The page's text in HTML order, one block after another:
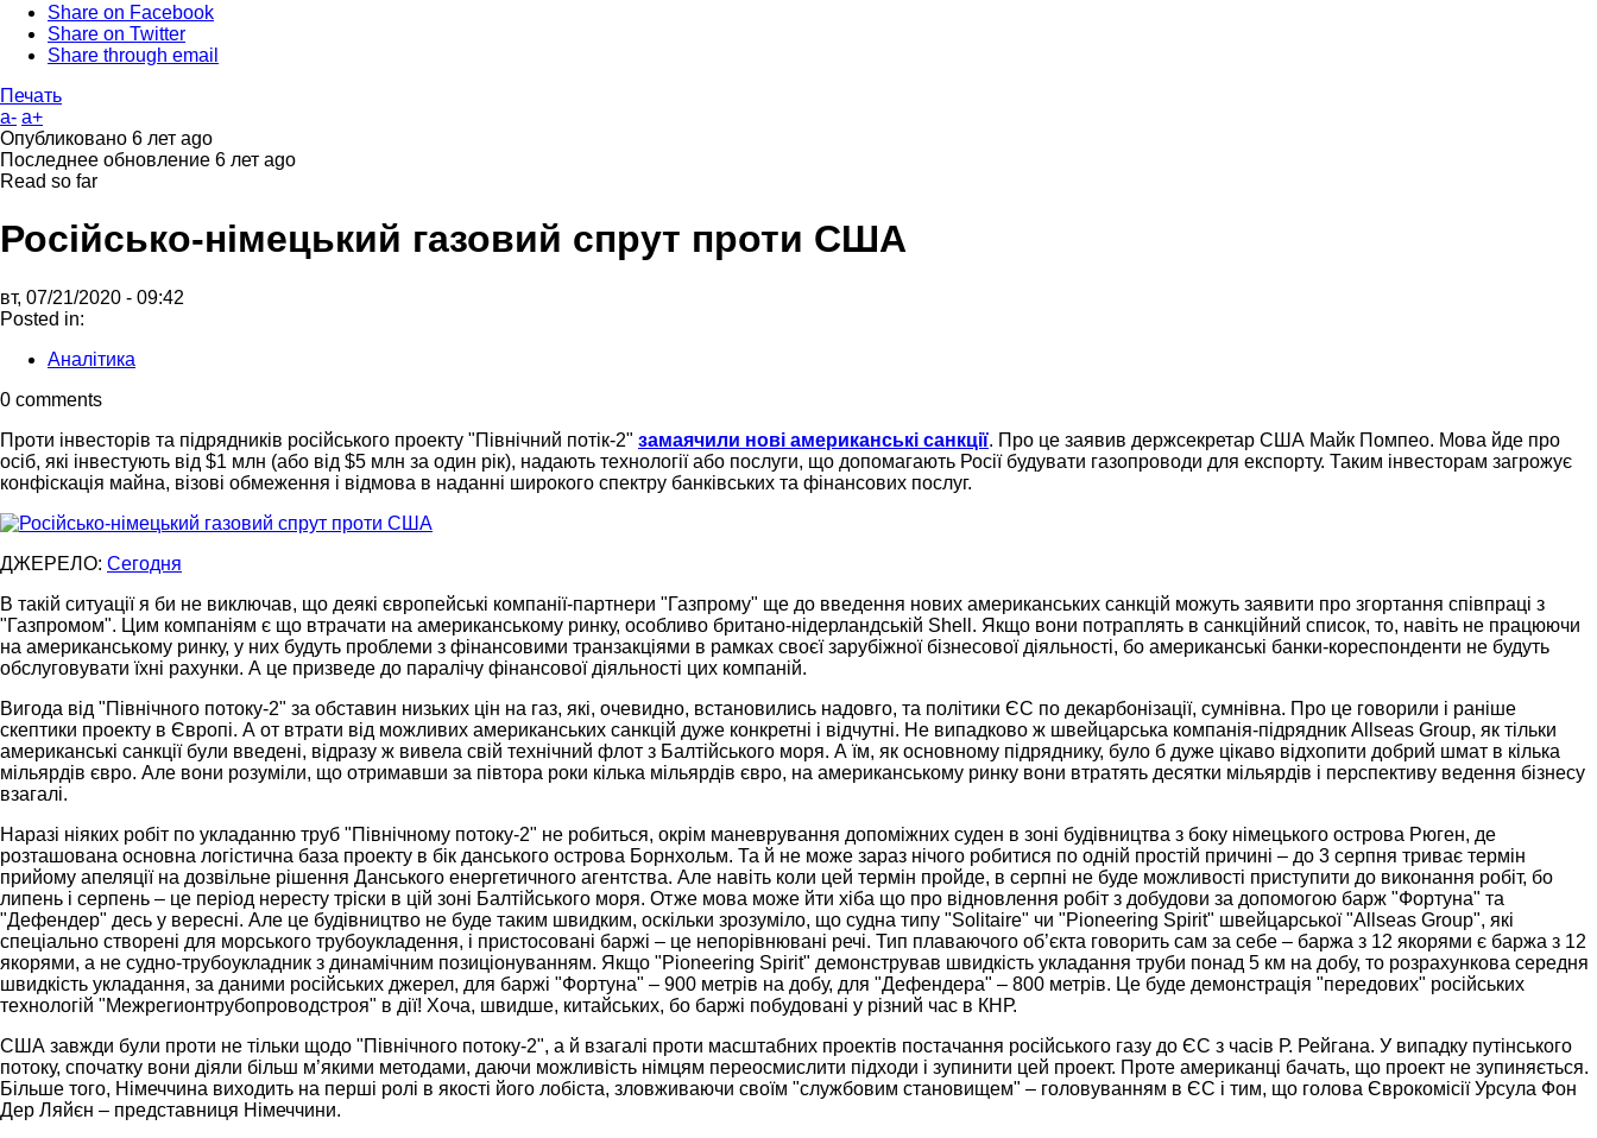
Share on Facebook
Share on Twitter
Share through email
Печать
a- a+
Опубликовано 6 лет ago
Последнее обновление 6 лет ago
Read so far
Російсько-німецький газовий спрут проти США
вт, 07/21/2020 - 09:42
Posted in:
Аналітика
0 comments
Проти інвесторів та підрядників російського проекту "Північний потік-2" замаячили нові американські санкції. Про це заявив держсекретар США Майк Помпео. Мова йде про
осіб, які інвестують від $1 млн (або від $5 млн за один рік), надають технології або послуги, що допомагають Росії будувати газопроводи для експорту. Таким інвесторам загрожує
конфіскація майна, візові обмеження і відмова в наданні широкого спектру банківських та фінансових послуг.
ДЖЕРЕЛО: Сегодня
В такій ситуації я би не виключав, що деякі європейські компанії-партнери "Газпрому" ще до введення нових американських санкцій можуть заявити про згортання співпраці з
"Газпромом". Цим компаніям є що втрачати на американському ринку, особливо британо-нідерландській Shell. Якщо вони потраплять в санкційний список, то, навіть не працюючи
на американському ринку, у них будуть проблеми з фінансовими транзакціями в рамках своєї зарубіжної бізнесової діяльності, бо американські банки-кореспонденти не будуть
обслуговувати їхні рахунки. А це призведе до паралічу фінансової діяльності цих компаній.
Вигода від "Північного потоку-2" за обставин низьких цін на газ, які, очевидно, встановились надовго, та політики ЄС по декарбонізації, сумнівна. Про це говорили і раніше
скептики проекту в Європі. А от втрати від можливих американських санкцій дуже конкретні і відчутні. Не випадково ж швейцарська компанія-підрядник Allseas Group, як тільки
американські санкції були введені, відразу ж вивела свій технічний флот з Балтійського моря. А їм, як основному підряднику, було б дуже цікаво відхопити добрий шмат в кілька
мільярдів євро. Але вони розуміли, що отримавши за півтора роки кілька мільярдів євро, на американському ринку вони втратять десятки мільярдів і перспективу ведення бізнесу
взагалі.
Наразі ніяких робіт по укладанню труб "Північному потоку-2" не робиться, окрім маневрування допоміжних суден в зоні будівництва з боку німецького острова Рюген, де
розташована основна логістична база проекту в бік данського острова Борнхольм. Та й не може зараз нічого робитися по одній простій причині – до 3 серпня триває термін
прийому апеляції на дозвільне рішення Данського енергетичного агентства. Але навіть коли цей термін пройде, в серпні не буде можливості приступити до виконання робіт, бо
липень і серпень – це період нересту тріски в цій зоні Балтійського моря. Отже мова може йти хіба що про відновлення робіт з добудови за допомогою барж "Фортуна" та
"Дефендер" десь у вересні. Але це будівництво не буде таким швидким, оскільки зрозуміло, що судна типу "Solitaire" чи "Pioneering Spirit" швейцарської "Allseas Group", які
спеціально створені для морського трубоукладення, і пристосовані баржі – це непорівнювані речі. Тип плаваючого об’єкта говорить сам за себе – баржа з 12 якорями є баржа з 12
якорями, а не судно-трубоукладник з динамічним позиціонуванням. Якщо "Pioneering Spirit" демонстрував швидкість укладання труби понад 5 км на добу, то розрахункова середня
швидкість укладання, за даними російських джерел, для баржі "Фортуна" – 900 метрів на добу, для "Дефендера" – 800 метрів. Це буде демонстрація "передових" російських
технологій "Межрегионтрубопроводстроя" в дії! Хоча, швидше, китайських, бо баржі побудовані у різний час в КНР.
США завжди були проти не тільки щодо "Північного потоку-2", а й взагалі проти масштабних проектів постачання російського газу до ЄС з часів Р. Рейгана. У випадку путінського
потоку, спочатку вони діяли більш м’якими методами, даючи можливість німцям переосмислити підходи і зупинити цей проект. Проте американці бачать, що проект не зупиняється.
Більше того, Німеччина виходить на перші ролі в якості його лобіста, зловживаючи своїм "службовим становищем" – головуванням в ЄС і тим, що голова Єврокомісії Урсула Фон
Дер Ляйєн – представниця Німеччини.